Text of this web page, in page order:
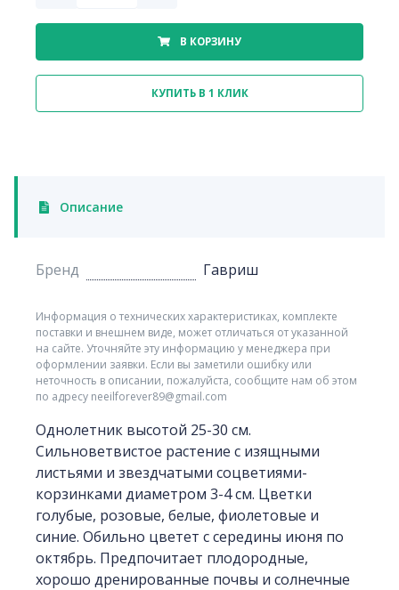
В КОРЗИНУ
КУПИТЬ В 1 КЛИК
Описание
Бренд Гавриш
Информация о технических характеристиках, комплекте
поставки и внешнем виде, может отличаться от указанной
на сайте. Уточняйте эту информацию у менеджера при
оформлении заявки. Если вы заметили ошибку или
неточность в описании, пожалуйста, сообщите нам об этом
по адресу neeilforever89@gmail.com
Однолетник высотой 25-30 см.
Сильноветвистое растение с изящными
листьями и звездчатыми соцветиями-
корзинками диаметром 3-4 см. Цветки
голубые, розовые, белые, фиолетовые и
синие. Обильно цветет с середины июня по
октябрь. Предпочитает плодородные,
хорошо дренированные почвы и солнечные